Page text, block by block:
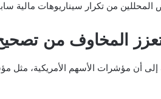
المحللين من تكرار سيناريوهات مالية
المخاوف من